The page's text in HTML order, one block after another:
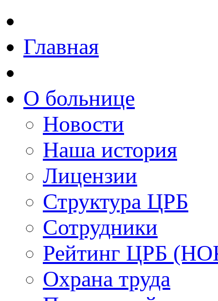
Главная
О больнице
Новости
Наша история
Лицензии
Структура ЦРБ
Сотрудники
Рейтинг ЦРБ
Охрана труда